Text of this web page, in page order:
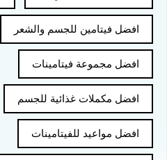
افضل فيتامين للجسم والشعر
افضل مجموعة فيتامينات
افضل مكملات غذائية للجسم
افضل مواعيد للفيتامينات